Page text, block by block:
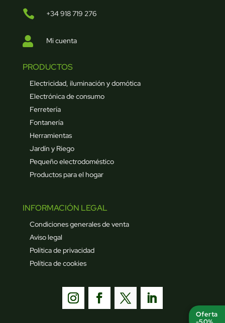
 +34 918 719 276
 Mi cuenta
PRODUCTOS
Electricidad, iluminación y domótica
Electrónica de consumo
Ferretería
Fontanería
Herramientas
Jardín y Riego
Pequeño electrodoméstico
Productos para el hogar
INFORMACIÓN LEGAL
Condiciones generales de venta
Aviso legal
Política de privacidad
Política de cookies
Oferta